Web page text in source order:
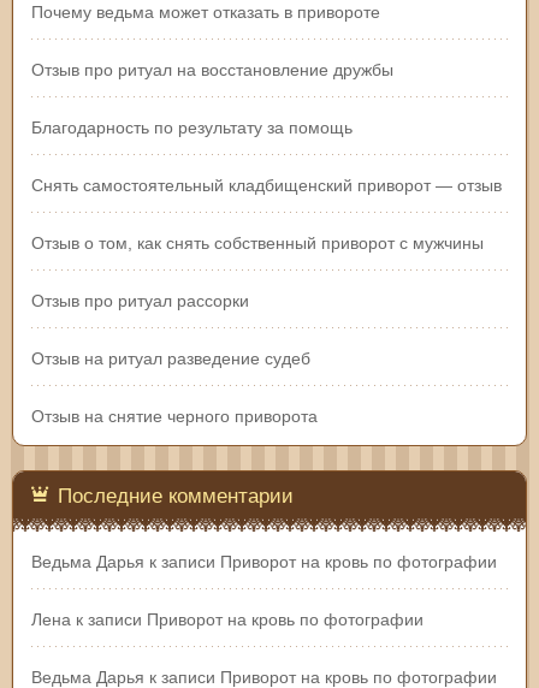
Почему ведьма может отказать в привороте
Отзыв про ритуал на восстановление дружбы
Благодарность по результату за помощь
Снять самостоятельный кладбищенский приворот — отзыв
Отзыв о том, как снять собственный приворот с мужчины
Отзыв про ритуал рассорки
Отзыв на ритуал разведение судеб
Отзыв на снятие черного приворота
Последние комментарии
Ведьма Дарья к записи Приворот на кровь по фотографии
Лена к записи Приворот на кровь по фотографии
Ведьма Дарья к записи Приворот на кровь по фотографии